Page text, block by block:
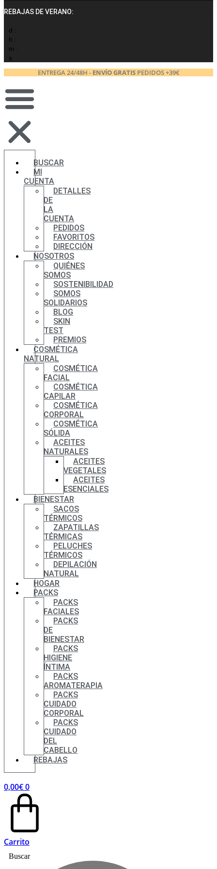
REBAJAS DE VERANO:
d :
h :
m :
s
ENTREGA 24/48H - ENVÍO GRATISPEDIDOS +39€
BUSCAR
MI
CUENTA
DETALLES
DE
LA
CUENTA
PEDIDOS
FAVORITOS
DIRECCIÓN
NOSOTROS
QUIÉNES
SOMOS
SOSTENIBILIDAD
SOMOS
SOLIDARIOS
BLOG
SKIN
TEST
PREMIOS
COSMÉTICA
NATURAL
COSMÉTICA
FACIAL
COSMÉTICA
CAPILAR
COSMÉTICA
CORPORAL
COSMÉTICA
SÓLIDA
ACEITES
NATURALES
ACEITES
VEGETALES
ACEITES
ESENCIALES
BIENESTAR
SACOS
TÉRMICOS
ZAPATILLAS
TÉRMICAS
PELUCHES
TÉRMICOS
DEPILACIÓN
NATURAL
HOGAR
PACKS
PACKS
FACIALES
PACKS
DE
BIENESTAR
PACKS
HIGIENE
ÍNTIMA
PACKS
AROMATERAPIA
PACKS
CUIDADO
CORPORAL
PACKS
CUIDADO
DEL
CABELLO
REBAJAS
0,00€0
Carrito
Buscar